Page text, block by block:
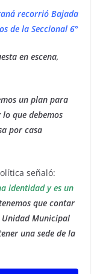
recorrió Bajada
de la Seccional 6°
en escena,
un plan para
que debemos
por casa
señaló:
identidad y es un
que contar
Municipal
una sede de la